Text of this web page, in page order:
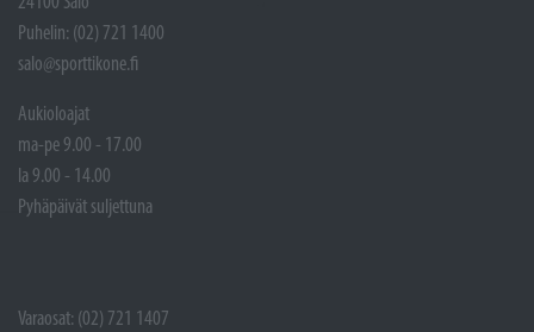
Puhelin: (02) 721 1400
salo@sporttikone.fi
Aukioloajat
ma-pe 9.00 - 17.00
la 9.00 - 14.00
Pyhäpäivät suljettuna
Varaosat: (02) 721 1407